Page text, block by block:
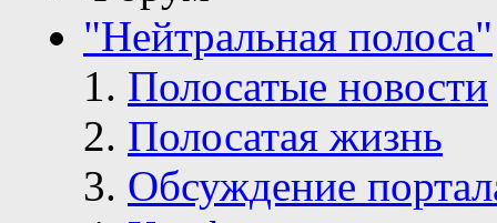
"Нейтральная полоса"
Полосатые новости
Полосатая жизнь
Обсуждение